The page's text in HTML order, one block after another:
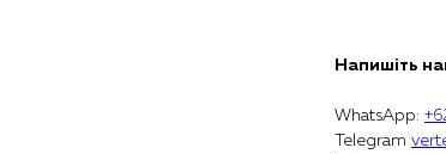
Напишіть
WhatsApp:
Telegram